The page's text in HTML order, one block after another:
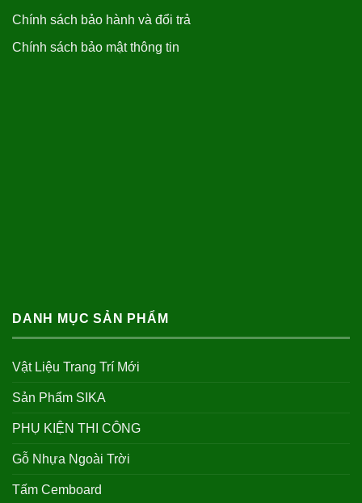
Chính sách bảo hành và đổi trả
Chính sách bảo mật thông tin
DANH MỤC SẢN PHẨM
Vật Liệu Trang Trí Mới
Sản Phẩm SIKA
PHỤ KIỆN THI CÔNG
Gỗ Nhựa Ngoài Trời
Tấm Cemboard